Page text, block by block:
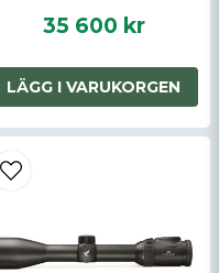
35 600 kr
LÄGG I VARUKORGEN